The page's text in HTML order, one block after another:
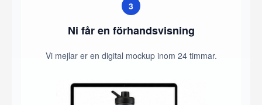
3
Ni får en förhandsvisning
Vi mejlar er en digital mockup inom 24 timmar.